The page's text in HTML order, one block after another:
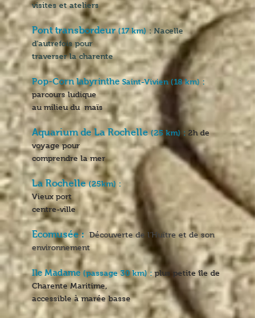
visites et ateliers
Pont transbordeur(17 km) : Nacelle
d'autrefois pour
traverser la charente
Pop-Corn labyrinthe Saint-Vivien (18 km) :
parcours ludique
au milieu du maïs
Aquarium de La Rochelle(25 km) : 2h de
voyage pour
comprendre la mer
La Rochelle(25km) :
Vieux port
centre-ville
Ecomusée : Découverte de l'Huïtre et de son
environnement
Ile Madame (passage 30 km) : plus petite île de
Charente Maritime,
accessible à marée basse